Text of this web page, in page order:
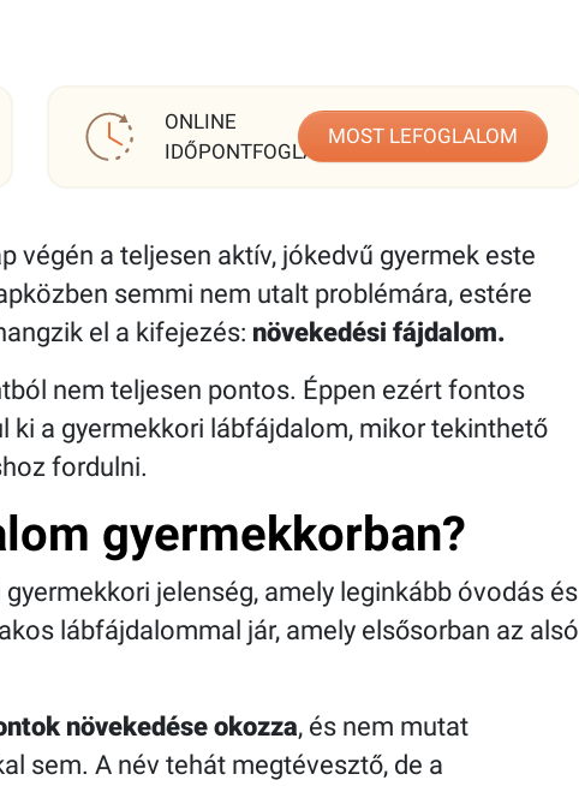
ONLINE
IDŐPONTFOGLALÁS
MOST LEFOGLALOM
végén a teljesen aktív, jókedvű gyermek este
semmi nem utalt problémára, estére
el a kifejezés: növekedési fájdalom.
nem teljesen pontos. Éppen ezért fontos
ki a gyermekkori lábfájdalom, mikor tekinthető
fordulni.
gyermekkorban?
jelenség, amely leginkább óvodás és
lábfájdalommal jár, amely elsősorban az alsó
növekedése okozza, és nem mutat
sem. A név tehát megtévesztő, de a